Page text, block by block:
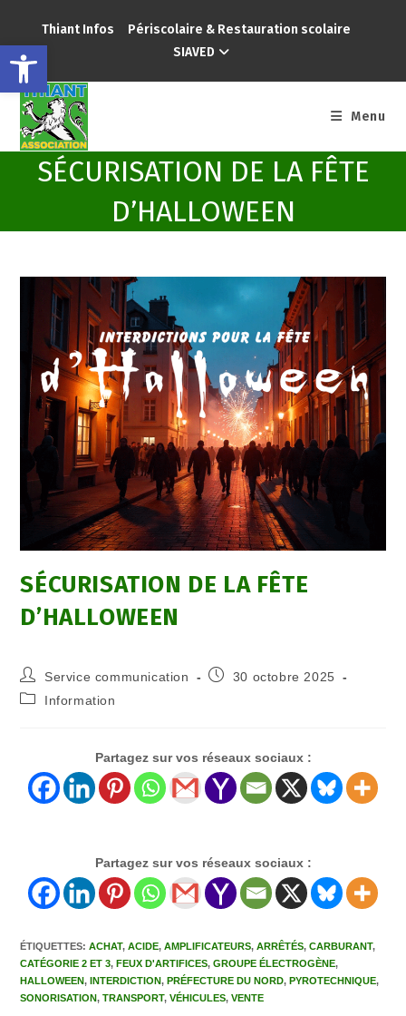
Ouvrir la barre d’outils
Thiant Infos
Périscolaire & Restauration scolaire
SIAVED
Menu
SÉCURISATION DE LA FÊTE
D’HALLOWEEN
SÉCURISATION DE LA FÊTE
D’HALLOWEEN
Service communication
30 octobre 2025
Information
Partagez sur vos réseaux sociaux :
Partagez sur vos réseaux sociaux :
ÉTIQUETTES:ACHAT, ACIDE, AMPLIFICATEURS, ARRÊTÉS, CARBURANT,
CATÉGORIE 2 ET 3, FEUX D'ARTIFICES, GROUPE ÉLECTROGÈNE,
HALLOWEEN, INTERDICTION, PRÉFECTURE DU NORD, PYROTECHNIQUE,
SONORISATION, TRANSPORT, VÉHICULES, VENTE